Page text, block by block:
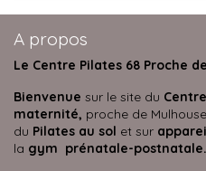
A propos
Le Centre Pilates 68 Proche
Bienvenue sur le site du
maternité, proche de
du Pilates au sol et sur
la gym prénatale-postnatale.